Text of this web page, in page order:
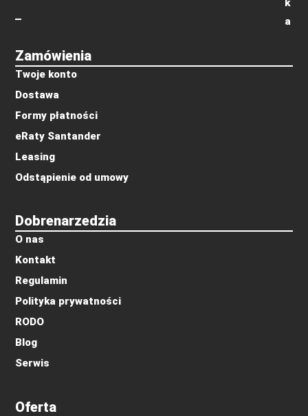
Oferta
Dobrenarzedzia
O nas
Kontakt
Regulamin
Polityka prywatności
RODO
Blog
Serwis
Zamówienia
Twoje konto
Dostawa
Formy płatności
eRaty Santander
Leasing
Odstąpienie od umowy
k
a